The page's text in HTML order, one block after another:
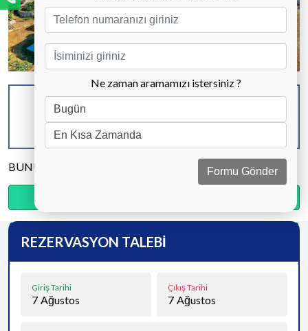
Tüm Fotoğrafları Göster
KAPASİTE
6 KİŞİ
BANYO & WC
3 ADET
YATAK ODASI
BUNU PAYLAŞ
REZERVASYON TALEBİ
Giriş Tarihi
7 Ağustos
Çıkış Tarihi
7 Ağustos
Ne zaman aramamızı istersiniz ?
Formu Gönder